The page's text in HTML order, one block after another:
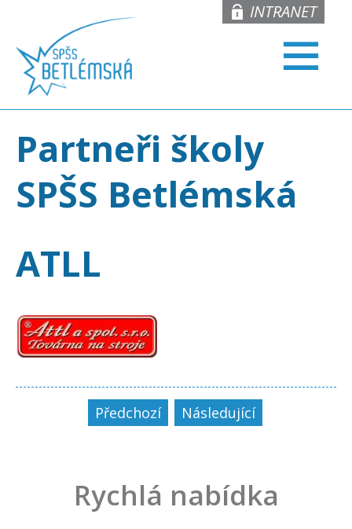
INTRANET
Partneři školy
SPŠS Betlémská
ATLL
Předchozí Následující
Rychlá nabídka